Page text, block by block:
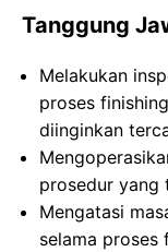
Tanggung
Melakukan
proses
diinginkan
prosedur yang
Mengatasi
selama proses